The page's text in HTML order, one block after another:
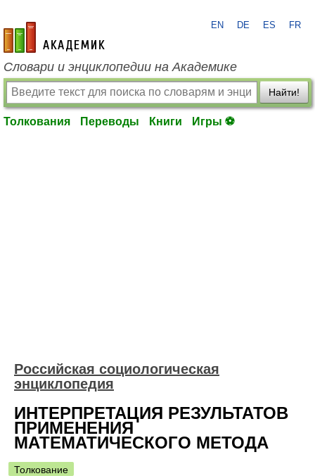
academic.ru
EN DE ES FR
Словари и энциклопедии на Академике
Найти!
Толкования Переводы Книги Игры ⚽
Российская социологическая
энциклопедия
ИНТЕРПРЕТАЦИЯ РЕЗУЛЬТАТОВ
ПРИМЕНЕНИЯ
МАТЕМАТИЧЕСКОГО МЕТОДА
Толкование